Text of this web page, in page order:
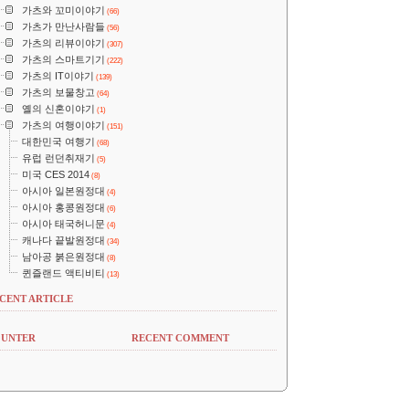
가츠와 꼬미이야기 (66)
가츠가 만난사람들 (56)
가츠의 리뷰이야기 (307)
가츠의 스마트기기 (222)
가츠의 IT이야기 (139)
가츠의 보물창고 (64)
옐의 신혼이야기 (1)
가츠의 여행이야기 (151)
대한민국 여행기 (68)
유럽 런던취재기 (5)
미국 CES 2014 (8)
아시아 일본원정대 (4)
아시아 홍콩원정대 (6)
아시아 태국허니문 (4)
캐나다 끝발원정대 (34)
남아공 붉은원정대 (8)
퀸즐랜드 액티비티 (13)
ARTICLE
RECENT COMMENT